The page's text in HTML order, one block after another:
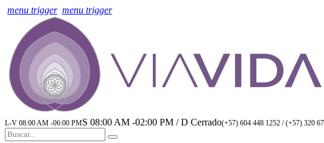
menu trigger menu trigger
L-V 08:00 AM -06:00 PMS 08:00 AM -02:00 PM / D Cerrado(+57) 604 448 1252 / (+57) 320